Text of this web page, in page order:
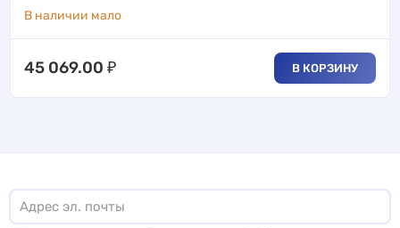
В наличии мало
45 069.00 ₽ В КОРЗИНУ